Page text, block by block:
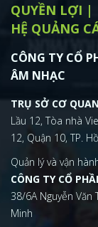
QUYỀN LỢI
HỆ QUẢNG
CÔNG TY CỔ
ÂM NHẠC
TRỤ SỞ CƠ QUAN
Lầu 12, Tòa nhà
12, Quận 10, TP.
Quản lý và vận
CÔNG TY CỔ
38/6A Nguyễn Văn
Minh